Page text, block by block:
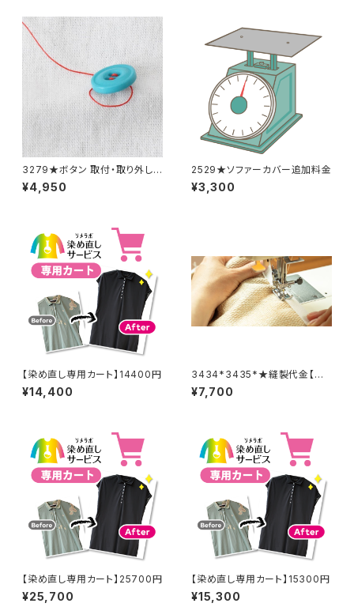
3279★ボタン 取付・取り外し
料金(15個分)
¥4,950
2529★ソファーカバー追加料金
¥3,300
【染め直し専用カート】14400円
¥14,400
3434*3435*★縫製代金【バッ
クル取り外し取り付け 2着合
計分】
¥7,700
【染め直し専用カート】25700円
¥25,700
【染め直し専用カート】15300円
¥15,300